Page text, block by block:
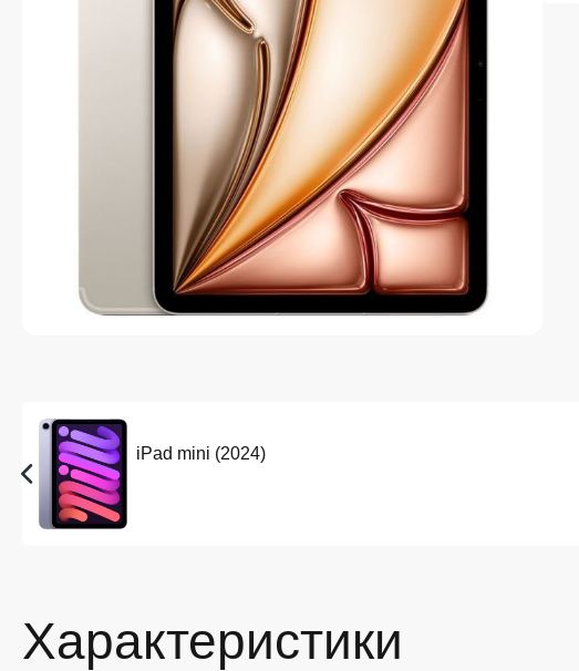
iPad mini (2024)
Характеристики